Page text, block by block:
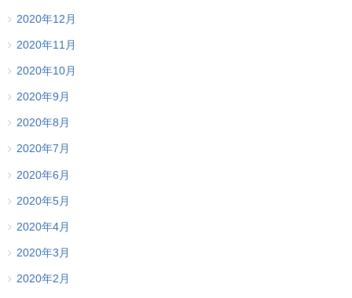
2020年12月
2020年11月
2020年10月
2020年9月
2020年8月
2020年7月
2020年6月
2020年5月
2020年4月
2020年3月
2020年2月